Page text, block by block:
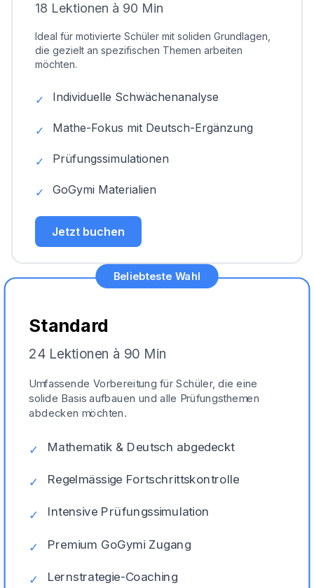
18 Lektionen à 90 Min
Ideal für motivierte Schüler mit soliden Grundlagen,
die gezielt an spezifischen Themen arbeiten
möchten.
✓ Individuelle Schwächenanalyse
✓ Mathe-Fokus mit Deutsch-Ergänzung
✓ Prüfungssimulationen
✓ GoGymi Materialien
Jetzt buchen
Beliebteste Wahl
Standard
24 Lektionen à 90 Min
Umfassende Vorbereitung für Schüler, die eine
solide Basis aufbauen und alle Prüfungsthemen
abdecken möchten.
✓ Mathematik & Deutsch abgedeckt
✓ Regelmässige Fortschrittskontrolle
✓ Intensive Prüfungssimulation
✓ Premium GoGymi Zugang
✓ Lernstrategie-Coaching